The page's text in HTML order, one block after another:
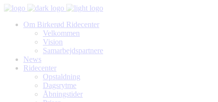
Om Birkerød Ridecenter
Velkommen
Vision
Samarbejdspartnere
News
Ridecenter
Opstaldning
Dagsrytme
Åbningstider